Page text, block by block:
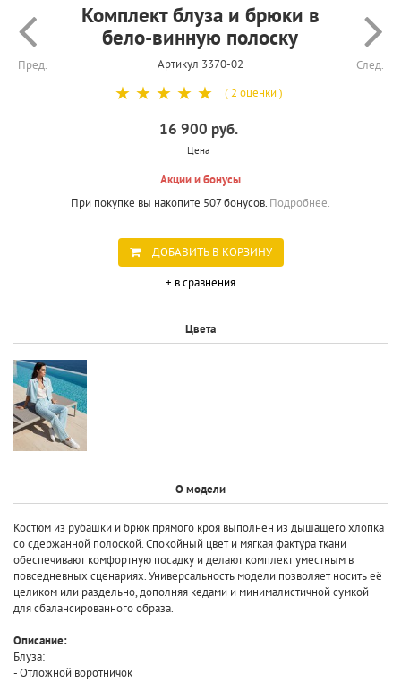
Пред.
Комплект блуза и брюки в
бело-винную полоску
Артикул 3370-02 След.
☆
☆
☆
☆
☆ ( 2 оценки )
16 900 руб.
Цена
Акции и бонусы
При покупке вы накопите 507 бонусов. Подробнее.
ДОБАВИТЬ В КОРЗИНУ
+ в сравнения
Цвета
О модели
Костюм из рубашки и брюк прямого кроя выполнен из дышащего хлопка
со сдержанной полоской. Спокойный цвет и мягкая фактура ткани
обеспечивают комфортную посадку и делают комплект уместным в
повседневных сценариях. Универсальность модели позволяет носить её
целиком или раздельно, дополняя кедами и минималистичной сумкой
для сбалансированного образа.
Описание:
Блуза:
- Отложной воротничок